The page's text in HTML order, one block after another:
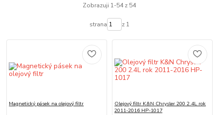
Zobrazuji 1-54 z 54
strana z 1
Magnetický pásek na olejový filtr
Olejový filtr K&N Chrysler 200 2.4L rok
2011-2016 HP-1017